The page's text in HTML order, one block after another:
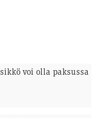
voi olla paksussa